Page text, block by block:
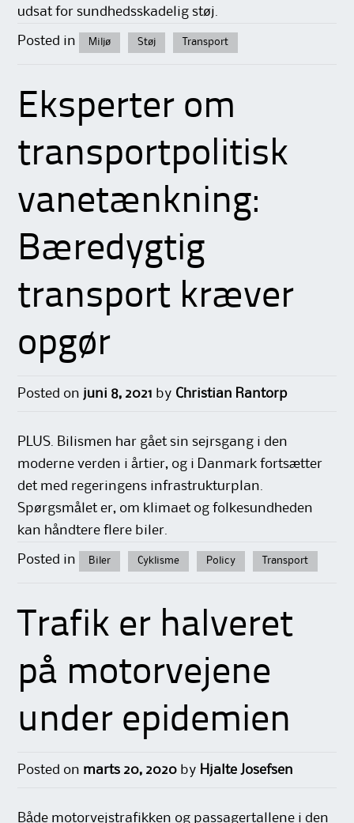
udsat for sundhedsskadelig støj.
Posted in Miljø Støj Transport
Eksperter om
transportpolitisk
vanetænkning:
Bæredygtig
transport kræver
opgør
Posted on juni 8, 2021 by Christian Rantorp
PLUS. Bilismen har gået sin sejrsgang i den
moderne verden i årtier, og i Danmark fortsætter
det med regeringens infrastrukturplan.
Spørgsmålet er, om klimaet og folkesundheden
kan håndtere flere biler.
Posted in Biler Cyklisme Policy Transport
Trafik er halveret
på motorvejene
under epidemien
Posted on marts 20, 2020 by Hjalte Josefsen
Både motorvejstrafikken og passagertallene i den